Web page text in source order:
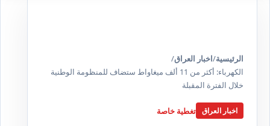
الرئيسية/اخبار العراق/
الكهرباء: أكثر من 11 ألف ميغاواط ستضاف للمنظومة الوطنية
خلال الفترة المقبلة
اخبار العراق تغطية خاصة